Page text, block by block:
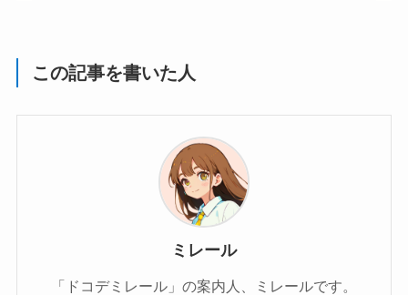
この記事を書いた人
ミレール
「ドコデミレール」の案内人、ミレールです。